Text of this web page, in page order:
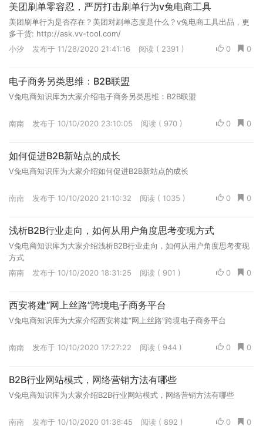
美团刷单零容忍，严厉打击刷单行为v兔电商工具
美团刷单行为是否存在？美团对刷单态度是什么？v兔电商工具出品，更
多干货: http://ask.vv-tool.com/
0
0
小汐 发布于 11/28/2020 21:41:16 阅读 ( 2391 )
电子商务另类思维：B2B联盟
V兔电商知识库为大家介绍电子商务另类思维：B2B联盟
0
0
南南 发布于 10/10/2020 23:10:05 阅读 ( 970 )
如何促进B2B新站点的成长
V兔电商知识库为大家介绍如何促进B2B新站点的成长
0
0
南南 发布于 10/10/2020 21:10:32 阅读 ( 1035 )
浅析B2B行业走向，如何从用户角度思考变现方式
V兔电商知识库为大家介绍浅析B2B行业走向，如何从用户角度思考变现
方式
0
0
南南 发布于 10/10/2020 18:31:25 阅读 ( 901 )
西安将建“网上丝路”跨境电子商务平台
V兔电商知识库为大家介绍西安将建“网上丝路”跨境电子商务平台
0
0
南南 发布于 10/10/2020 17:27:22 阅读 ( 944 )
B2B行业网站模式，网络营销方法有哪些
V兔电商知识库为大家介绍B2B行业网站模式，网络营销方法有哪些
0
0
南南 发布于 10/10/2020 01:36:45 阅读 ( 892 )